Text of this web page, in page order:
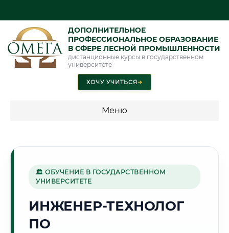
ДОПОЛНИТЕЛЬНОЕ
ПРОФЕССИОНАЛЬНОЕ ОБРАЗОВАНИЕ
В СФЕРЕ ЛЕСНОЙ ПРОМЫШЛЕННОСТИ
дистанционные курсы в государственном
университете
ХОЧУ УЧИТЬСЯ➜
Меню
промышленность"
🏰
🏛 ОБУЧЕНИЕ В ГОСУДАРСТВЕННОМ
УНИВЕРСИТЕТЕ
ИНЖЕНЕР-ТЕХНОЛОГ
ПО